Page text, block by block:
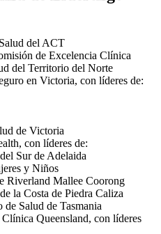
del ACT
de Excelencia Clínica
del Territorio del Norte
en Victoria, con líderes de:
de Victoria
con líderes de:
Sur de Adelaida
y Niños
Riverland Mallee Coorong
la Costa de Piedra Caliza
Salud de Tasmania
Queensland, con líderes